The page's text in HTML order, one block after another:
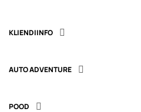
KLIENDIINFO 
AUTO ADVENTURE 
POOD 